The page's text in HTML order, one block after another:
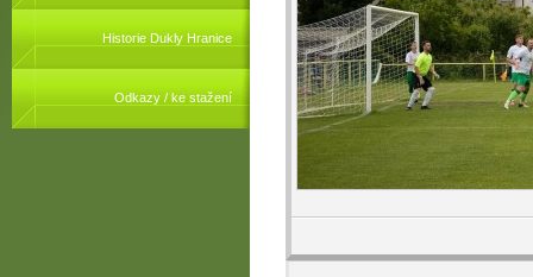
Historie Dukly Hranice
Odkazy / ke stažení